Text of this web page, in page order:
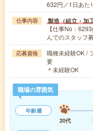
632円／1日あ
仕事内容 製造（組立・加
【仕事No：
んでのスタッフ
応募資格
職種未経験OK /
要
＊未経験OK
職場の雰囲気
年齢層
20代